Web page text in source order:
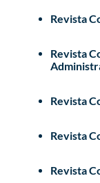
Revista
Revista
Revista
Revista
Revista